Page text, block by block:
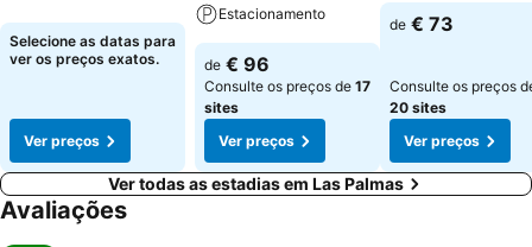
Selecione as datas para
ver os preços exatos.
Ver preços
Estacionamento
de € 96
Consulte os preços de 17
sites
Ver preços
de € 73
Consulte os preços
20 sites
Ver preços
Ver todas as estadias em Las Palmas
Avaliações